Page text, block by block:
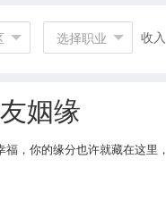
选择职业 收入
姻缘
福，你的缘分也许就藏在这里，